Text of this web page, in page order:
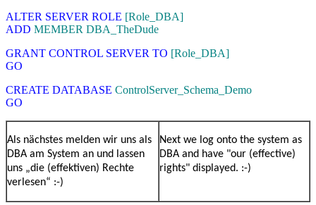
ALTER SERVER ROLE [Role_DBA]
ADD MEMBER DBA_TheDude
GRANT CONTROL SERVER TO [Role_DBA]
GO
CREATE DATABASE ControlServer_Schema_Demo
GO
Als nächstes melden wir uns als
DBA am System an und lassen
uns „die (effektiven) Rechte
verlesen“ :-)
Next we log onto the system as
DBA and have "our (effective)
rights" displayed. :-)